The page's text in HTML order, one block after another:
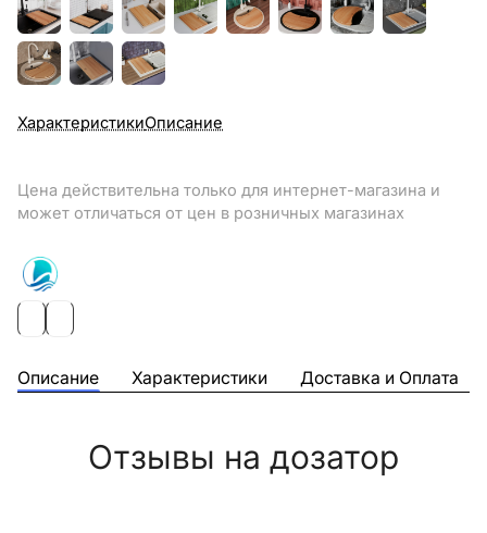
ХарактеристикиОписание
Цена действительна только для интернет-магазина и
может отличаться от цен в розничных магазинах
Описание Характеристики Доставка и Оплата
Отзывы на дозатор